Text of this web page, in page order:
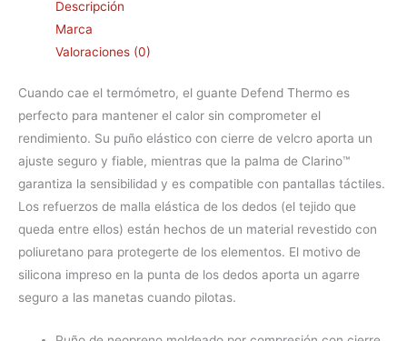
Descripción
Marca
Valoraciones (0)
Cuando cae el termómetro, el guante Defend Thermo es
perfecto para mantener el calor sin comprometer el
rendimiento. Su puño elástico con cierre de velcro aporta un
ajuste seguro y fiable, mientras que la palma de Clarino™
garantiza la sensibilidad y es compatible con pantallas táctiles.
Los refuerzos de malla elástica de los dedos (el tejido que
queda entre ellos) están hechos de un material revestido con
poliuretano para protegerte de los elementos. El motivo de
silicona impreso en la punta de los dedos aporta un agarre
seguro a las manetas cuando pilotas.